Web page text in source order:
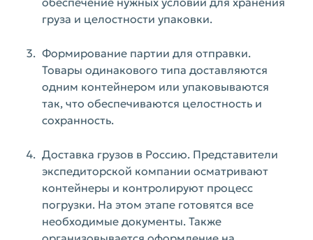
груза и целостности упаковки.
Формирование партии для отправки.
Товары одинакового типа доставляются
одним контейнером или упаковываются
так, что обеспечиваются целостность и
сохранность.
Доставка грузов в Россию. Представители
экспедиторской компании осматривают
контейнеры и контролируют процесс
погрузки. На этом этапе готовятся все
необходимые документы. Также